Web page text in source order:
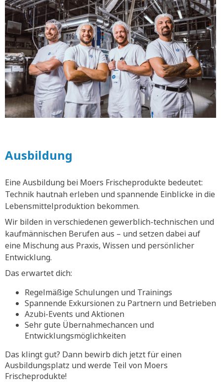
Ausbildung
Eine Ausbildung bei Moers Frischeprodukte bedeutet:
Technik hautnah erleben und spannende Einblicke in die
Lebensmittelproduktion bekommen.
Wir bilden in verschiedenen gewerblich-technischen und
kaufmännischen Berufen aus – und setzen dabei auf
eine Mischung aus Praxis, Wissen und persönlicher
Entwicklung.
Das erwartet dich:
Regelmäßige Schulungen und Trainings
Spannende Exkursionen zu Partnern und Betrieben
Azubi-Events und Aktionen
Sehr gute Übernahmechancen und
Entwicklungsmöglichkeiten
Das klingt gut? Dann bewirb dich jetzt für einen
Ausbildungsplatz und werde Teil von Moers
Frischeprodukte!